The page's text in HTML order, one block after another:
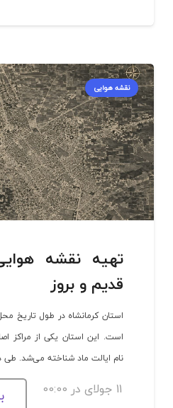
نقشه هوایی
تهیه نقشه
قدیم و بروز
استان کرمانشاه در طول تاریخ
است. این استان یکی از مراکز
نام ایالت ماد شناخته می‌شد. طی
11 جولای در 00:00